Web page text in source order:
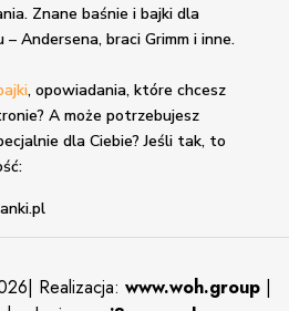
Znane baśnie i bajkidla
Andersena, braci Grimm i inne.
, opowiadania, które chcesz
A może potrzebujesz
dla Ciebie? Jeśli tak, to
Realizacja: www.woh.group |